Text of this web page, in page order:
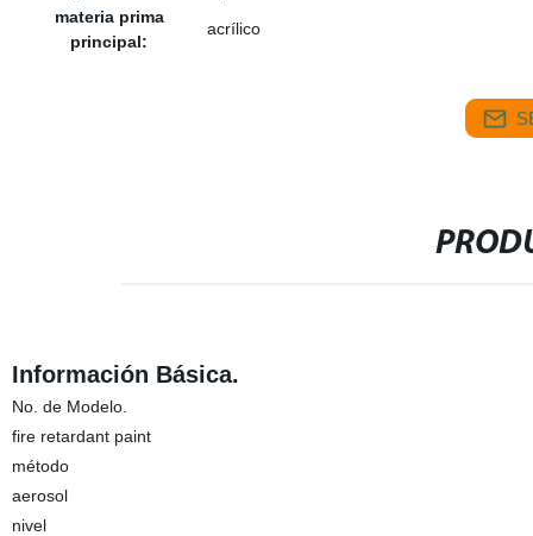
materia prima
principal:
acrílico
Información Básica.
No. de Modelo.
fire retardant paint
método
aerosol
nivel